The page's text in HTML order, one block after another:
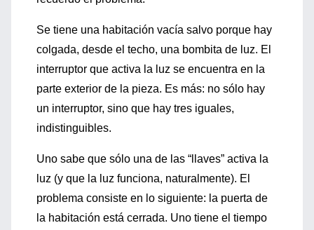
Se tiene una habitación vacía salvo porque hay
colgada, desde el techo, una bombita de luz. El
interruptor que activa la luz se encuentra en la
parte exterior de la pieza. Es más: no sólo hay
un interruptor, sino que hay tres iguales,
indistinguibles.
Uno sabe que sólo una de las “llaves” activa la
luz (y que la luz funciona, naturalmente). El
problema consiste en lo siguiente: la puerta de
la habitación está cerrada. Uno tiene el tiempo